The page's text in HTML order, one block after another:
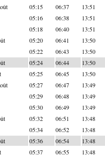
05:15 06:37 13:51
05:16 06:38 13:51
05:18 06:40 13:51
05:20 06:41 13:50
05:22 06:43 13:50
05:24 06:44 13:50
05:25 06:45 13:50
05:27 06:47 13:49
05:29 06:48 13:49
05:30 06:49 13:49
05:32 06:51 13:48
05:34 06:52 13:48
05:36 06:54 13:48
05:37 06:55 13:48